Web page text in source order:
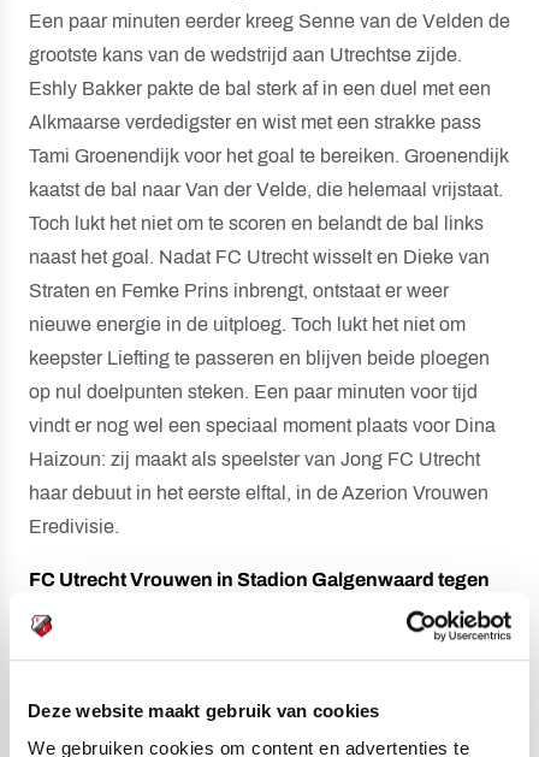
Deze website maakt gebruik van cookies
We gebruiken cookies om content en advertenties te
Een paar minuten eerder kreeg Senne van de Velden de
grootste kans van de wedstrijd aan Utrechtse zijde.
Eshly Bakker pakte de bal sterk af in een duel met een
Alkmaarse verdedigster en wist met een strakke pass
Tami Groenendijk voor het goal te bereiken. Groenendijk
kaatst de bal naar Van der Velde, die helemaal vrijstaat.
Toch lukt het niet om te scoren en belandt de bal links
naast het goal. Nadat FC Utrecht wisselt en Dieke van
Straten en Femke Prins inbrengt, ontstaat er weer
nieuwe energie in de uitploeg. Toch lukt het niet om
keepster Liefting te passeren en blijven beide ploegen
op nul doelpunten steken. Een paar minuten voor tijd
vindt er nog wel een speciaal moment plaats voor Dina
Haizoun: zij maakt als speelster van Jong FC Utrecht
haar debuut in het eerste elftal, in de Azerion Vrouwen
Eredivisie.
FC Utrecht Vrouwen in Stadion Galgenwaard tegen
Ajax
Volgende week zondag 10 maart vindt om 12.15 uur de
Stadion Galgenwaard. De ploeg van Linda Helbling
gaat de strijd aan in een kolkend stadion tegen de